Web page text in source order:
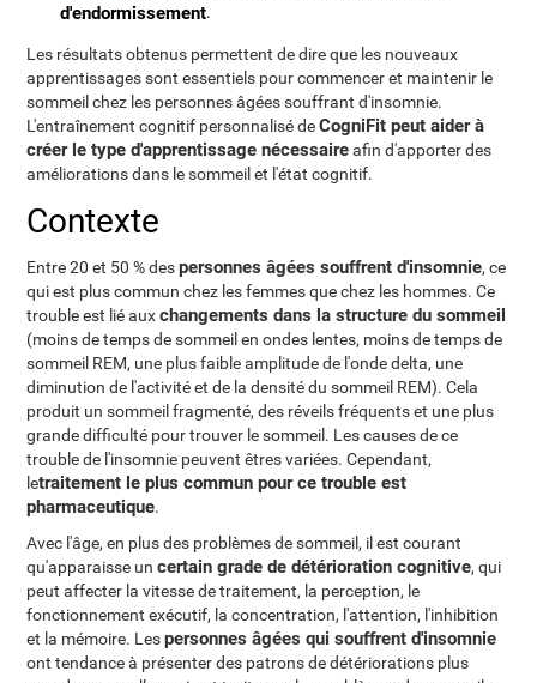
d'endormissement.
Les résultats obtenus permettent de dire que les nouveaux
apprentissages sont essentiels pour commencer et maintenir le
sommeil chez les personnes âgées souffrant d'insomnie.
L'entraînement cognitif personnalisé deCogniFit peut aider à
créer le type d'apprentissage nécessaireafin d'apporter des
améliorations dans le sommeil et l'état cognitif.
Contexte
Entre 20 et 50 % despersonnes âgées souffrent d'insomnie, ce
qui est plus commun chez les femmes que chez les hommes. Ce
trouble est lié auxchangements dans la structure du sommeil
(moins de temps de sommeil en ondes lentes, moins de temps de
sommeil REM, une plus faible amplitude de l'onde delta, une
diminution de l'activité et de la densité du sommeil REM). Cela
produit un sommeil fragmenté, des réveils fréquents et une plus
grande difficulté pour trouver le sommeil. Les causes de ce
trouble de l'insomnie peuvent êtres variées. Cependant,
letraitement le plus commun pour ce trouble est
pharmaceutique.
Avec l'âge, en plus des problèmes de sommeil, il est courant
qu'apparaisse uncertain grade de détérioration cognitive, qui
peut affecter la vitesse de traitement, la perception, le
fonctionnement exécutif, la concentration, l'attention, l'inhibition
et la mémoire. Lespersonnes âgées qui souffrent d'insomnie
ont tendance à présenter des patrons de détériorations plus